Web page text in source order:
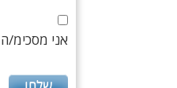
אני מסכימ/